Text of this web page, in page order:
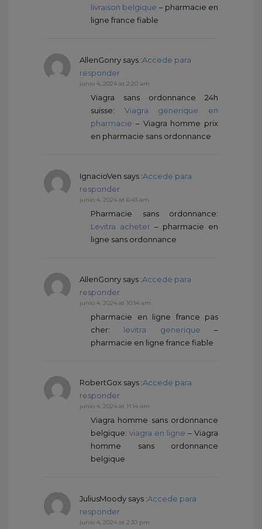
livraison belgique – pharmacie en
ligne france fiable
AllenGonry says :Accede para
responder
junio 4, 2024 at 2:20 am
Viagra sans ordonnance 24h
suisse: Viagra generique en
pharmacie – Viagra homme prix
en pharmacie sans ordonnance
IgnacioVen says :Accede para
responder
junio 4, 2024 at 6:43 am
Pharmacie sans ordonnance:
Levitra acheter – pharmacie en
ligne sans ordonnance
AllenGonry says :Accede para
responder
junio 4, 2024 at 10:14 am
pharmacie en ligne france pas
cher: levitra generique –
pharmacie en ligne france fiable
RobertGox says :Accede para
responder
junio 4, 2024 at 11:14 am
Viagra homme sans ordonnance
belgique: viagra en ligne – Viagra
homme sans ordonnance
belgique
JuliusMoody says :Accede para
responder
junio 4, 2024 at 2:30 pm